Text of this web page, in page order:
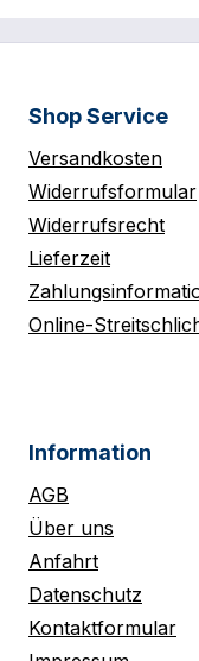
Shop Service
Versandkosten
Widerrufsformular
Widerrufsrecht
Lieferzeit
Online-
Information
AGB
Über uns
Anfahrt
Datenschutz
Kontaktformular